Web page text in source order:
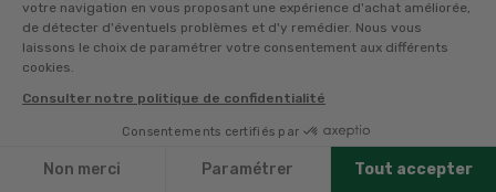
votre navigation en vous proposant une expérience d'achat améliorée,
de détecter d'éventuels problèmes et d'y remédier. Nous vous
laissons le choix de paramétrer votre consentement aux différents
cookies.
Consulter notre politique de confidentialité
Consentements certifiés par
Non merci Paramétrer Tout accepter
Filtres
1 2 3
Page suivante
Vous souhaitez contenir une chèvre fugueuse, parquer
le poney des enfants, ou protéger votre basse-cour ou